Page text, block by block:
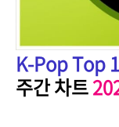
K-Pop Top
주간 차트